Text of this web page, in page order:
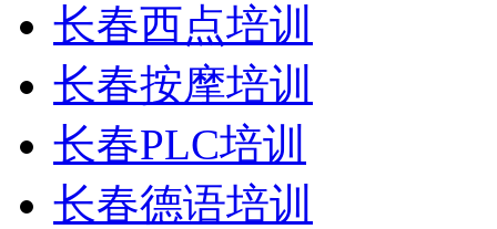
长春西点培训
长春按摩培训
长春PLC培训
长春德语培训